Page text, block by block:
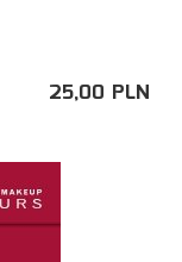
25,00 PLN